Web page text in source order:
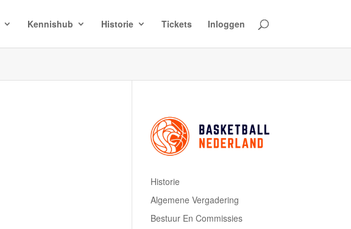
Kennishub Historie Tickets Inloggen
Historie
Algemene Vergadering
Bestuur En Commissies